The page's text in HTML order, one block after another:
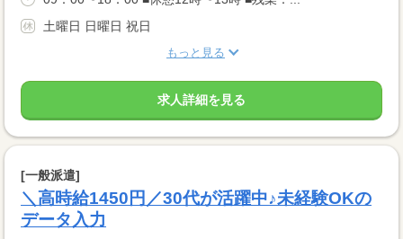
土曜日 日曜日 祝日
もっと見る
求人詳細を見る
[一般派遣]
＼高時給1450円／30代が活躍中♪未経験OKの
データ入力